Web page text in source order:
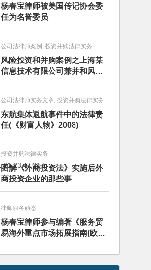
杨春宝律师被美国传记协会委
任为名誉委员
公司法律师案例, 投资并购法律实务
风险投资和并购案例之上海某
信息技术有限公司兼并和风险
投资服务
公司法律师实务文章, 投资并购法律实务
东航集体返航事件中的法律责
任(《财富人物》2008)
投资并购法律实务
图解《外商投资法》实施后外
商投资企业的那些事
律师服务动态
杨春宝律师参与编著《服务贸
易海外重点市场拓展指南(欧洲